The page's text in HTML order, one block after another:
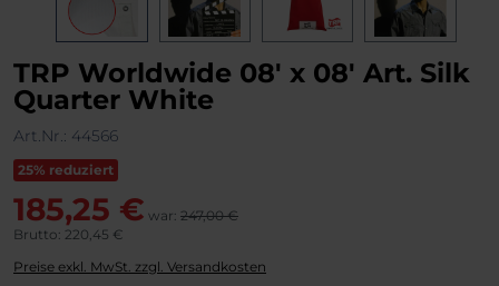
TRP Worldwide 08' x 08' Art. Silk
Quarter White
Art.Nr.: 44566
25% reduziert
185,25 € war: 247,00 €
Brutto: 220,45 €
Preise exkl. MwSt. zzgl. Versandkosten